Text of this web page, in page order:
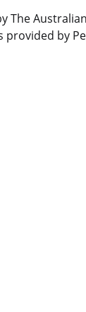
The
provided by